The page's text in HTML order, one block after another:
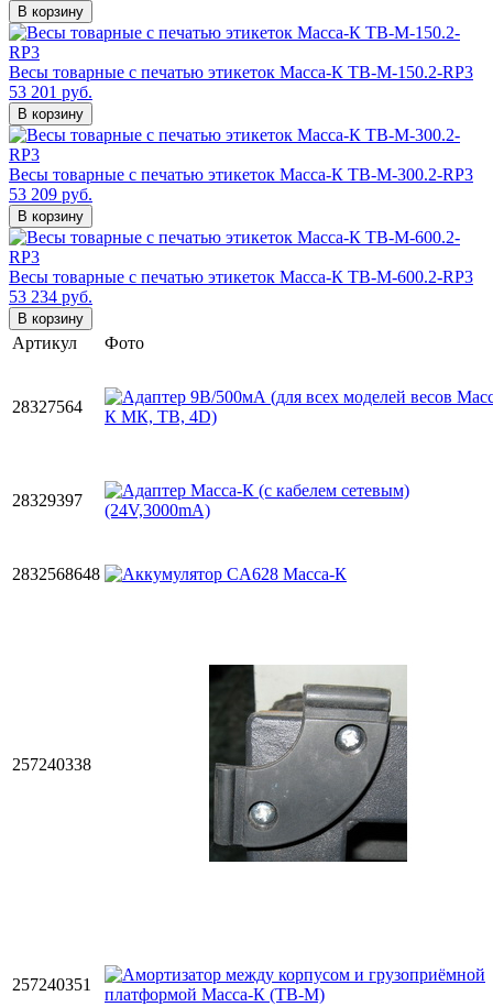
В корзину
Весы товарные с печатью этикеток Масса-К ТВ-M-150.2-RP3
53 201 руб.
В корзину
Весы товарные с печатью этикеток Масса-К ТВ-M-300.2-RP3
53 209 руб.
В корзину
Весы товарные с печатью этикеток Масса-К ТВ-M-600.2-RP3
53 234 руб.
В корзину
Артикул Фото
28327564
28329397
2832568648
257240338
257240351